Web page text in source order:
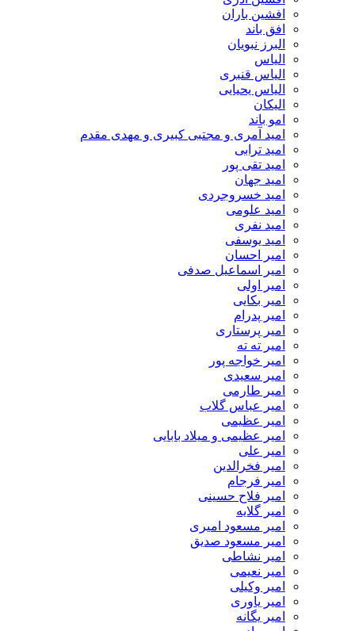
افشین باران
افق باند
البرز نبویان
الیاس
الیاس قنبرى
الیاس یحیایی
الیکان
امو باند
امید آمری و مجتبی کبیری و مهدى مقدم
امید ترابی
امید تقی پور
امید جهان
امید خسروجردی
امید علومی
امید نفری
امید یوسفی
امیر احسان
امیر اسماعیل صدفی
امیر اولی
امیر بکایی
امیر پدرام
امیر پرستاری
امیر ته ته
امیر خواجه پور
امیر سعیدی
امیر طارمی
امیر عباس گلاب
امیر عظیمی
امیر عظیمی و میلاد بابایی
امیر علی
امیر فخرالدین
امیر فرجام
امیر فلاح حسینی
امیر گلایه
امیر مسعود امیری
امیر مسعود صدیق
امیر نشاطی
امیر نعیمی
امیر وکیلی
امیر یاوری
امیر یگانه